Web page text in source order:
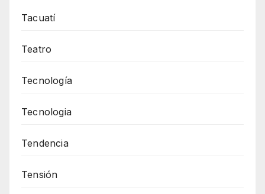
Tacuatí
Teatro
Tecnología
Tecnologia
Tendencia
Tensión